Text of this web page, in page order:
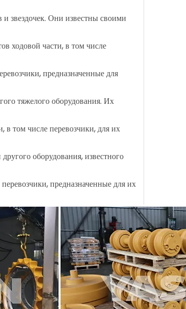
звездочек. Они известны своими
ходовой части, в том числе
предназначенные для
тяжелого оборудования. Их
том числе перевозчики, для их
оборудования, известного
предназначенные для их